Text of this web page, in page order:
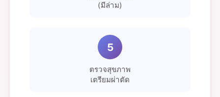
(มีล่าม)
5
ตรวจสุขภาพ
เตรียมผ่าตัด